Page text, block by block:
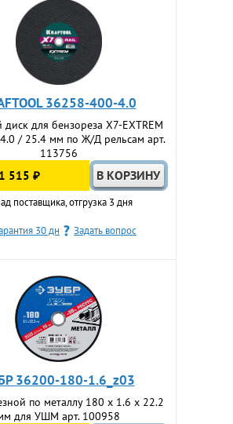
36258-400-4.0
для бензореза X7-EXTREM
/ 25.4 мм по Ж/Д рельсам арт.
113756
1 515 ₽
поставщика, отгрузка 3 дня
30 дн Задать вопрос
36200-180-1.6_z03
по металлу 180 x 1.6 x 22.2
для УШМ арт. 100958